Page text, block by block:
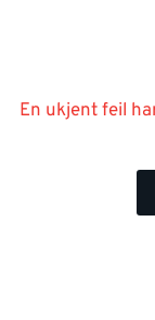
En ukjent feil